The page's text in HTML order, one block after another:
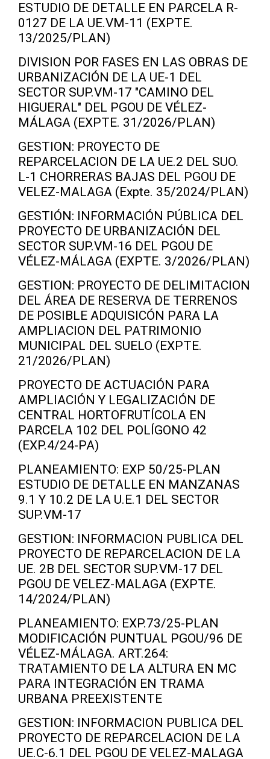
ESTUDIO DE DETALLE EN PARCELA R-
0127 DE LA UE.VM-11 (EXPTE.
13/2025/PLAN)
DIVISION POR FASES EN LAS OBRAS DE
URBANIZACIÓN DE LA UE-1 DEL
SECTOR SUP.VM-17 "CAMINO DEL
HIGUERAL" DEL PGOU DE VÉLEZ-
MÁLAGA (EXPTE. 31/2026/PLAN)
GESTION: PROYECTO DE
REPARCELACION DE LA UE.2 DEL SUO.
L-1 CHORRERAS BAJAS DEL PGOU DE
VELEZ-MALAGA (Expte. 35/2024/PLAN)
GESTIÓN: INFORMACIÓN PÚBLICA DEL
PROYECTO DE URBANIZACIÓN DEL
SECTOR SUP.VM-16 DEL PGOU DE
VÉLEZ-MÁLAGA (EXPTE. 3/2026/PLAN)
GESTION: PROYECTO DE DELIMITACION
DEL ÁREA DE RESERVA DE TERRENOS
DE POSIBLE ADQUISICÓN PARA LA
AMPLIACION DEL PATRIMONIO
MUNICIPAL DEL SUELO (EXPTE.
21/2026/PLAN)
PROYECTO DE ACTUACIÓN PARA
AMPLIACIÓN Y LEGALIZACIÓN DE
CENTRAL HORTOFRUTÍCOLA EN
PARCELA 102 DEL POLÍGONO 42
(EXP.4/24-PA)
PLANEAMIENTO: EXP 50/25-PLAN
ESTUDIO DE DETALLE EN MANZANAS
9.1 Y 10.2 DE LA U.E.1 DEL SECTOR
SUP.VM-17
GESTION: INFORMACION PUBLICA DEL
PROYECTO DE REPARCELACION DE LA
UE. 2B DEL SECTOR SUP.VM-17 DEL
PGOU DE VELEZ-MALAGA (EXPTE.
14/2024/PLAN)
PLANEAMIENTO: EXP.73/25-PLAN
MODIFICACIÓN PUNTUAL PGOU/96 DE
VÉLEZ-MÁLAGA. ART.264:
TRATAMIENTO DE LA ALTURA EN MC
PARA INTEGRACIÓN EN TRAMA
URBANA PREEXISTENTE
GESTION: INFORMACION PUBLICA DEL
PROYECTO DE REPARCELACION DE LA
UE.C-6.1 DEL PGOU DE VELEZ-MALAGA